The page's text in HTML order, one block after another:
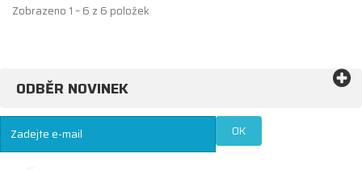
Zobrazeno 1 – 6 z 6 položek
ODBĚR NOVINEK
OK